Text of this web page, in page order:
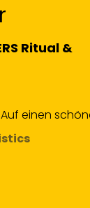
Ritual &
Auf einen